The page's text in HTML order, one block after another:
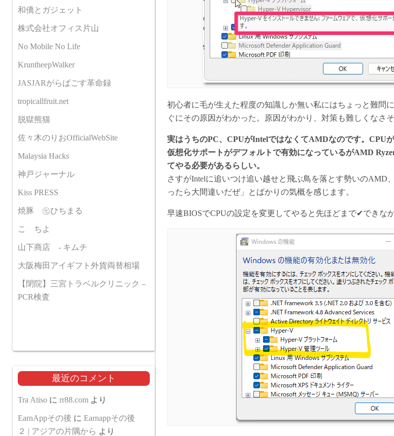
初心者に毛が生えた程度の知識しか無い私にはちょっと難問
ぐにその原因がわかった。原因がわかり、対策も難しくなさ
実はうちのPC、CPUがIntelではなくてAMDなのです。CPU
仮想化サポートがデフォルトで有効になっているがAMD
てやる必要があるらしい。
さすがIntelに追いつけ追い越せと飛ぶ鳥を落とす勢いのAMD
ったら大間違いだぜ」とばかりの気概を感じます。
早速BIOSでCPUの設定を変更してやると先ほどまで✔できな
和僑とガジェット
株式会社オフィス片山
No Mobile No Life
KruntheepWalker
JASJARがらぱごす革命録
tropicallfruit.net
脱獄熊猫
佐々木のりおOfficialWebSite
Malaysia Hacks
神戸ジャーナル
Kiss PRESS
焼豚 ㊆ひちまる
こゝちよ
山下商店 - キムチ
大阪梅田アイギフト外貨両替相場
【閉院】三宮トラベルクリニック –
PCR検査
最近のコメント
Tra Atiso に rr88.com より
EarnAppその後 に Earnappその後
２ | アジアの片隅から より